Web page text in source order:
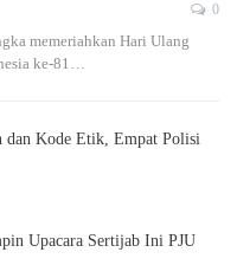
0
memeriahkan Hari Ulang
ke-81…
dan Kode Etik, Empat Polisi
Upacara Sertijab Ini PJU